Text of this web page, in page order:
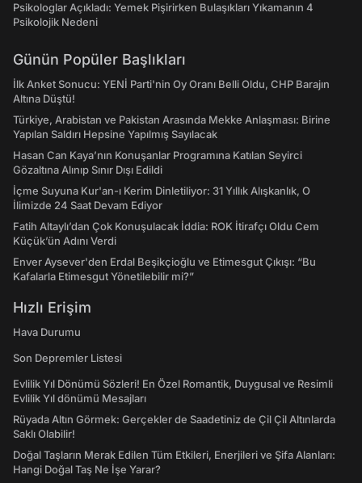
Psikologlar Açıkladı: Yemek Pişirirken Bulaşıkları Yıkamanın 4
Psikolojik Nedeni
Günün Popüler Başlıkları
İlk Anket Sonucu: YENİ Parti'nin Oy Oranı Belli Oldu, CHP Barajın
Altına Düştü!
Türkiye, Arabistan ve Pakistan Arasında Mekke Anlaşması: Birine
Yapılan Saldırı Hepsine Yapılmış Sayılacak
Hasan Can Kaya’nın Konuşanlar Programına Katılan Seyirci
Gözaltına Alınıp Sınır Dışı Edildi
İçme Suyuna Kur'an-ı Kerim Dinletiliyor: 31 Yıllık Alışkanlık, O
İlimizde 24 Saat Devam Ediyor
Fatih Altaylı’dan Çok Konuşulacak İddia: ROK İtirafçı Oldu Cem
Küçük’ün Adını Verdi
Enver Aysever'den Erdal Beşikçioğlu ve Etimesgut Çıkışı: “Bu
Kafalarla Etimesgut Yönetilebilir mi?”
Hızlı Erişim
Hava Durumu
Son Depremler Listesi
Evlilik Yıl Dönümü Sözleri! En Özel Romantik, Duygusal ve Resimli
Evlilik Yıl dönümü Mesajları
Rüyada Altın Görmek: Gerçekler de Saadetiniz de Çil Çil Altınlarda
Saklı Olabilir!
Doğal Taşların Merak Edilen Tüm Etkileri, Enerjileri ve Şifa Alanları:
Hangi Doğal Taş Ne İşe Yarar?